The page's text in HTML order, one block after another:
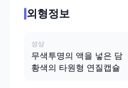
외형정보
성상
무색투명의 액을 넣은 담
황색의 타원형 연질캡슐